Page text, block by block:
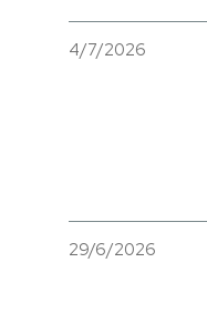
4/7/2026
29/6/2026